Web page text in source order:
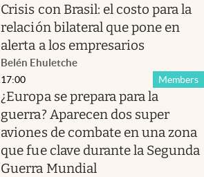
Crisis con Brasil: el costo para la
relación bilateral que pone en
alerta a los empresarios
Belén Ehuletche
Members
17:00
¿Europa se prepara para la
guerra? Aparecen dos super
aviones de combate en una zona
que fue clave durante la Segunda
Guerra Mundial